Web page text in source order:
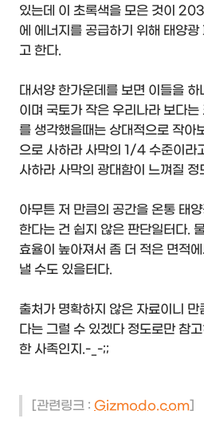
있는데 이 초록색을 모은 것이
에 에너지를 공급하기 위해 태양
고 한다.
대서양 한가운데를 보면 이들을
이며 국토가 작은 우리나라 보다
를 생각했을때는 상대적으로 작
으로 사하라 사막의 1/4 수준이라
사하라 사막의 광대함이 느껴질 정
아무튼 저 만큼의 공간을 온통 태
한다는 건 쉽지 않은 판단일터다.
효율이 높아져서 좀 더 적은 면적
낼 수도 있을터다.
출처가 명확하지 않은 자료이니
다는 그럴 수 있겠다 정도로만 참
한 사족인지.-_-;;
[관련링크 : Gizmodo.com]